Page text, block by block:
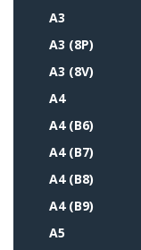
A3
A3 (8P)
A3 (8V)
A4
A4 (B6)
A4 (B7)
A4 (B8)
A4 (B9)
A5